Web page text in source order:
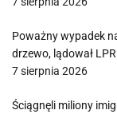
Poważny wypadek
drzewo, lądował LPR
7 sierpnia 2026
Ściągnęli miliony